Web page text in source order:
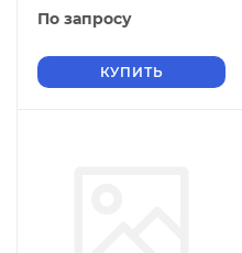
По запросу
КУПИТЬ